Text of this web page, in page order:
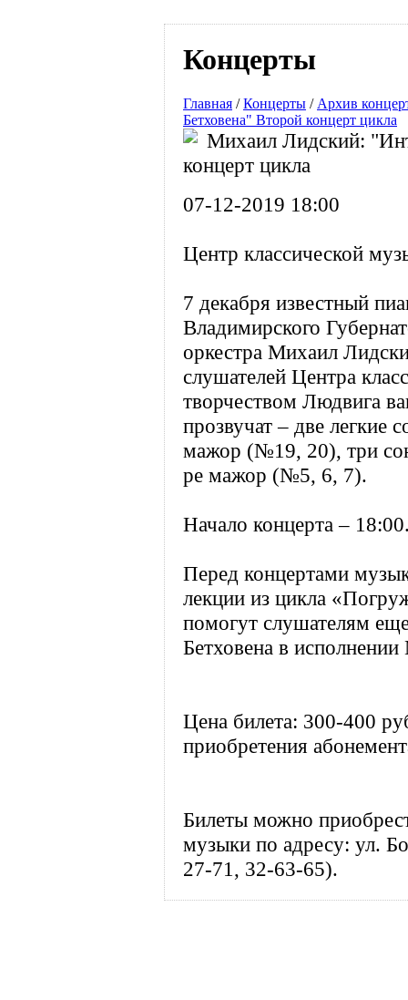
Концерты
Главная /Концерты /Архив
Бетховена" Второй концерт цикла
Михаил Лидский:
концерт цикла
07-12-2019 18:00
Центр классической
7 декабря известный
Владимирского
оркестра Михаил
слушателей Центра
творчеством Людвига
прозвучат – две легкие
мажор (№19, 20), три
ре мажор (№5, 6, 7).
Начало концерта –
Перед концертами
лекции из цикла
помогут слушателям
Бетховена в
Цена билета: 300-400
приобретения
Билеты можно
музыки по адресу: ул.
27-71, 32-63-65).